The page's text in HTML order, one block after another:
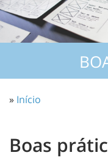
» Início
Boas